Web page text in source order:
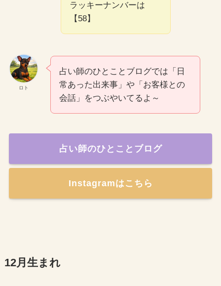
ラッキーナンバーは
【58】
ロト
占い師のひとことブログでは「日
常あった出来事」や「お客様との
会話」をつぶやいてるよ～
占い師のひとことブログ
Instagramはこちら
12月生まれ